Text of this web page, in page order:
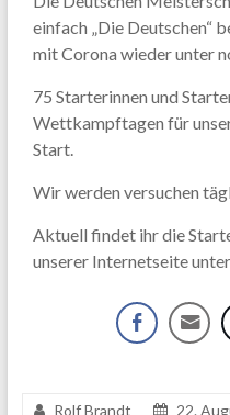
einfach „Die Deutschen“
mit Corona wieder unter
75 Starterinnen und
Wettkampftagen für
Start.
Wir werden versuchen
Aktuell findet ihr die
unserer Internetseite
Rolf Brandt 22.